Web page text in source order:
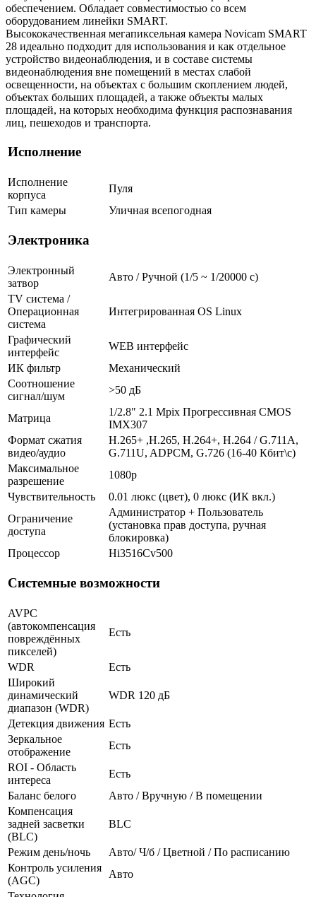
обеспечением. Обладает совместимостью со всем
оборудованием линейки SMART.
Высококачественная мегапиксельная камера Novicam SMART
28 идеально подходит для использования и как отдельное
устройство видеонаблюдения, и в составе системы
видеонаблюдения вне помещений в местах слабой
освещенности, на объектах с большим скоплением людей,
объектах больших площадей, а также объекты малых
площадей, на которых необходима функция распознавания
лиц, пешеходов и транспорта.
Исполнение
Исполнение
корпуса
Пуля
Тип камеры
Уличная всепогодная
Электроника
Электронный
затвор
Авто / Ручной (1/5 ~ 1/20000 с)
TV система /
Операционная
система
Интегрированная OS Linux
Графический
интерфейс
WEB интерфейс
ИК фильтр
Механический
Соотношение
сигнал/шум
>50 дБ
Матрица
1/2.8" 2.1 Mpix Прогрессивная CMOS
IMX307
Формат сжатия
видео/аудио
H.265+ ,H.265, H.264+, H.264 / G.711A,
G.711U, ADPCM, G.726 (16-40 Кбит\с)
Максимальное
разрешение
1080p
Чувствительность
0.01 люкс (цвет), 0 люкс (ИК вкл.)
Ограничение
доступа
Администратор + Пользователь
(установка прав доступа, ручная
блокировка)
Процессор
Hi3516Cv500
Системные возможности
AVPC
(автокомпенсация
повреждённых
пикселей)
Есть
WDR
Есть
Широкий
динамический
диапазон (WDR)
WDR 120 дБ
Детекция движения Есть
Зеркальное
отображение
Есть
ROI - Область
интереса
Есть
Баланс белого
Авто / Вручную / В помещении
Компенсация
задней засветки
(BLC)
BLC
Режим день/ночь
Авто/ Ч/б / Цветной / По расписанию
Контроль усиления
(AGC)
Авто